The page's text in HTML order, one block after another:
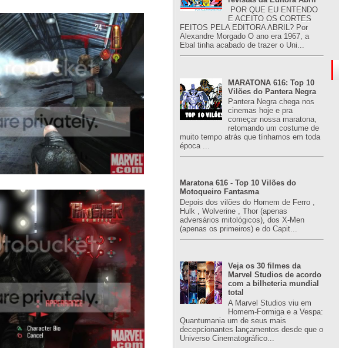
POR QUE EU ENTENDO
E ACEITO OS CORTES
FEITOS PELA EDITORA ABRIL? Por
Alexandre Morgado O ano era 1967, a
Ebal tinha acabado de trazer o Uni...
MARATONA 616: Top 10
Vilões do Pantera Negra
Pantera Negra chega nos
cinemas hoje e pra
começar nossa maratona,
retomando um costume de
muito tempo atrás que tínhamos em toda
época ...
Maratona 616 - Top 10 Vilões do
Motoqueiro Fantasma
Depois dos vilões do Homem de Ferro ,
Hulk , Wolverine , Thor (apenas
adversários mitológicos), dos X-Men
(apenas os primeiros) e do Capit...
Veja os 30 filmes da
Marvel Studios de acordo
com a bilheteria mundial
total
A Marvel Studios viu em
Homem-Formiga e a Vespa:
Quantumania um de seus mais
decepcionantes lançamentos desde que o
Universo Cinematográfico...